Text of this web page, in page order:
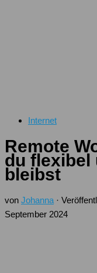
Internet
Remote
du flexibel
bleibst
von Johanna ·
September 2024